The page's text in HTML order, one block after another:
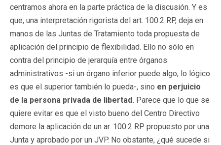
centramos ahora en la parte práctica de la discusión. Y es
que, una interpretación rigorista del art. 100.2 RP, deja en
manos de las Juntas de Tratamiento toda propuesta de
aplicación del principio de flexibilidad. Ello no sólo en
contra del principio de jerarquía entre órganos
administrativos -si un órgano inferior puede algo, lo lógico
es que el superior también lo pueda-, sino en perjuicio
de la persona privada de libertad. Parece que lo que se
quiere evitar es que el visto bueno del Centro Directivo
demore la aplicación de un ar. 100.2 RP propuesto por una
Junta y aprobado por un JVP. No obstante, ¿qué sucede si